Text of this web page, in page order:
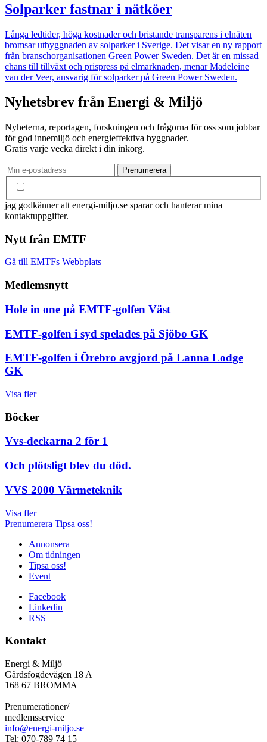
Solparker fastnar i nätköer
Långa ledtider, höga kostnader och bristande transparens i elnäten
bromsar utbyggnaden av solparker i Sverige. Det visar en ny rapport
från branschorganisationen Green Power Sweden. Det är en missad
chans till tillväxt och prispress på elmarknaden, menar Madeleine
van der Veer, ansvarig för solparker på Green Power Sweden.
Nyhetsbrev från Energi & Miljö
Nyheterna, reportagen, forskningen och frågorna för oss som jobbar
för god innemiljö och energieffektiva byggnader.
Gratis varje vecka direkt i din inkorg.
jag godkänner att energi-miljo.se sparar och hanterar mina
kontaktuppgifter.
Nytt från EMTF
Gå till EMTFs Webbplats
Medlemsnytt
Hole in one på EMTF-golfen Väst
EMTF-golfen i syd spelades på Sjöbo GK
EMTF-golfen i Örebro avgjord på Lanna Lodge
GK
Visa fler
Böcker
Vvs-deckarna 2 för 1
Och plötsligt blev du död.
VVS 2000 Värmeteknik
Visa fler
Prenumerera Tipsa oss!
Annonsera
Om tidningen
Tipsa oss!
Event
Facebook
Linkedin
RSS
Kontakt
Energi & Miljö
Gårdsfogdevägen 18 A
168 67 BROMMA
Prenumerationer/
medlemsservice
info@energi-miljo.se
Tel: 070-789 74 15